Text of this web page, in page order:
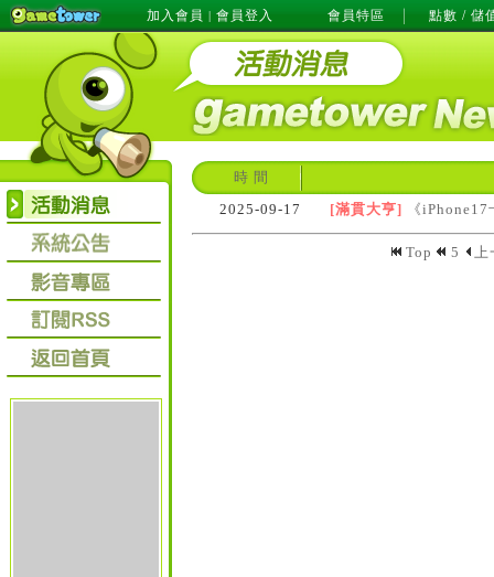
加入會員 | 會員登入 會員特區 點數 / 儲
時 間
2025-09-17
[滿貫大亨] 《
Top 5 上